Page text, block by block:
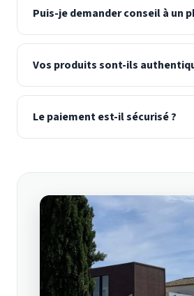
Puis-je demander conseil à un
Vos produits sont-ils
Le paiement est-il sécurisé ?